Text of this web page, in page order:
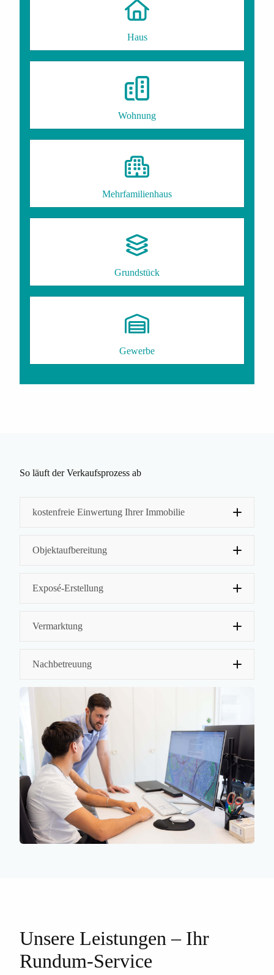
Haus
Wohnung
Mehrfamilienhaus
Grundstück
Gewerbe
So läuft der Verkaufsprozess ab
kostenfreie Einwertung Ihrer Immobilie
Objektaufbereitung
Energieausweis
Altlastenauskunft
Grundbuchauszug
Liegenschaftsakte
Teilungserklärung
Energieausweis
Grundrisse, Schnitte und
Wohnflächenberechnung
Kubaturberechnung u.v.m.
Exposé-Erstellung
Vermarktung
Nachbetreuung
Unsere Leistungen – Ihr
Rundum-Service